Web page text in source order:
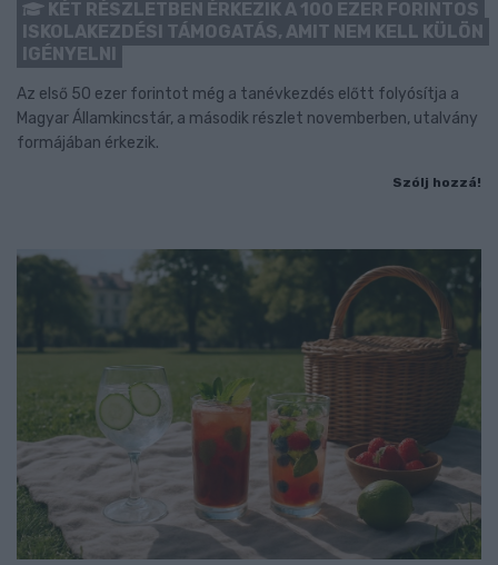
KÉT RÉSZLETBEN ÉRKEZIK A 100 EZER FORINTOS
ISKOLAKEZDÉSI TÁMOGATÁS, AMIT NEM KELL KÜLÖN
IGÉNYELNI
Az első 50 ezer forintot még a tanévkezdés előtt folyósítja a
Magyar Államkincstár, a második részlet novemberben, utalvány
formájában érkezik.
Szólj hozzá!